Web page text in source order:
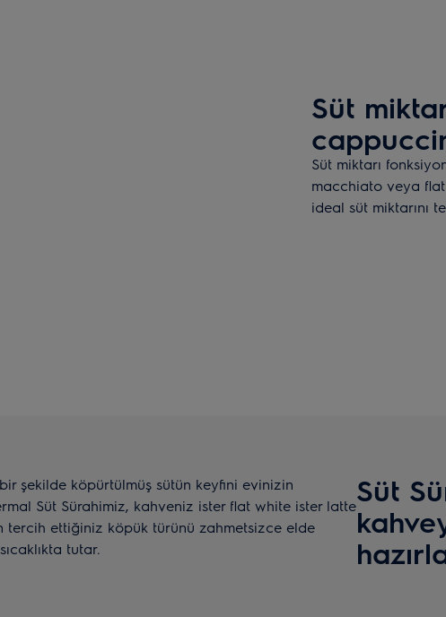
Süt
Süt miktarı
macchiato veya
ideal süt miktarını
Süt
şekilde köpürtülmüş sütün keyfini evinizin
Süt Sürahimiz, kahveniz ister flat white ister latte
ettiğiniz köpük türünü zahmetsizce elde
tutar.